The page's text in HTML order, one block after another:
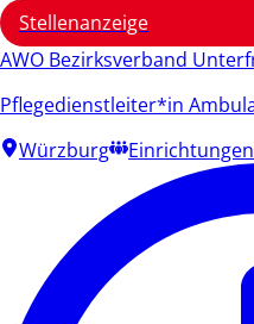
Stellenanzeige
AWO Bezirksverband
Pflegedienstleiter*in
Würzburg